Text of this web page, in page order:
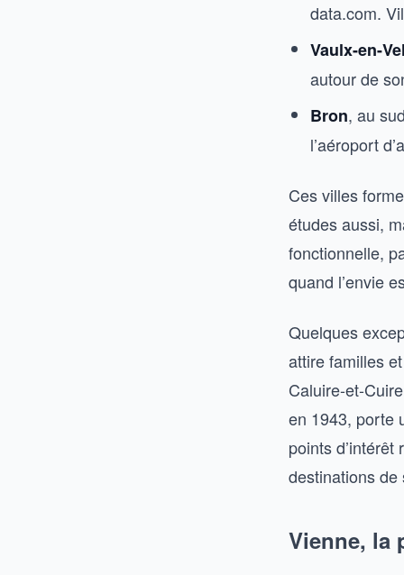
data.com.
Vaulx-en-
autour de
Bron, au
l’aéroport
Ces villes
études aussi,
fonctionnelle,
quand l’envie
Quelques
attire familles
Caluire-et-
en 1943, porte
points
destinations de
Vienne, la